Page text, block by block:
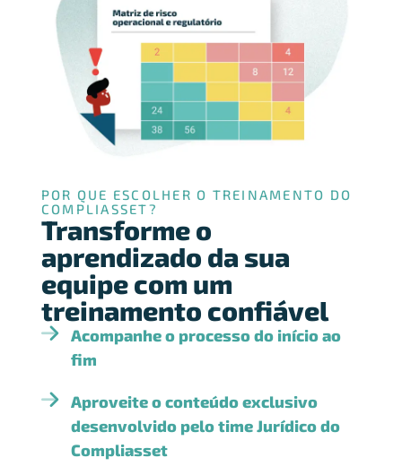
POR QUE ESCOLHER O TREINAMENTO DO
COMPLIASSET?
Transforme o
aprendizado da sua
equipe com um
treinamento confiável
Acompanhe o processo do início ao
fim
Aproveite o conteúdo exclusivo
desenvolvido pelo time Jurídico do
Compliasset